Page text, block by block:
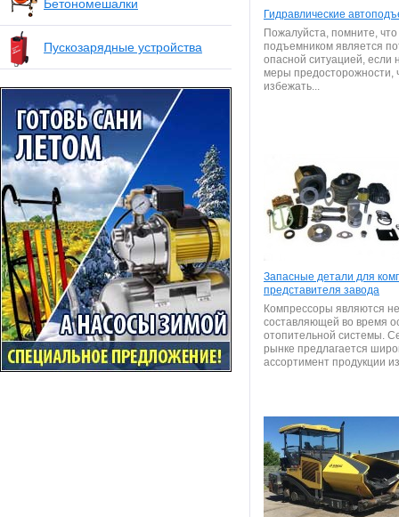
Бетономешалки
Пускозарядные устройства
Гидравлические
Пожалуйста, помните,
подъемником является
опасной ситуацией, если
меры предосторожности,
избежать...
Запасные детали для
представителя завода
Компрессоры являются
составляющей во время
отопительной системы.
рынке предлагается
ассортимент продукции